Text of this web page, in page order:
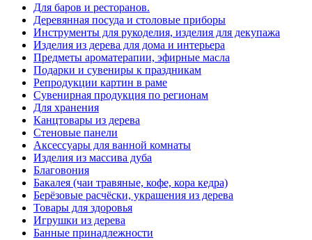
Для баров и ресторанов.
Деревянная посуда и столовые приборы
Инструменты для рукоделия, изделия для декупажа
Изделия из дерева для дома и интерьера
Предметы ароматерапии, эфирные масла
Подарки и сувениры к праздникам
Репродукции картин в раме
Сувенирная продукция по регионам
Для хранения
Канцтовары из дерева
Стеновые панели
Аксессуары для ванной комнаты
Изделия из массива дуба
Благовония
Бакалея (чаи травяные, кофе, кора кедра)
Берёзовые расчёски, украшения из дерева
Товары для здоровья
Игрушки из дерева
Банные принадлежности